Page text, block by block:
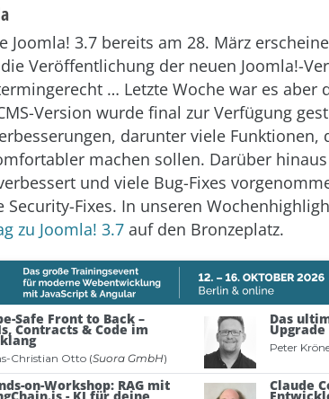
Joomla! 3.7 bereits am 28. März
Veröffentlichung der neuen Joomla!-
… Letzte Woche war es aber
Version wurde final zur Verfügung
darunter viele Funktionen,
machen sollen. Darüber
und viele Bug-Fixes
Security-Fixes. In unseren
zu Joomla! 3.7 auf den Bronzeplatz.